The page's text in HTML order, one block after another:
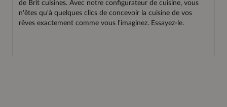
de Brit cuisines. Avec notre configurateur de cuisine, vous
n'êtes qu'à quelques clics de concevoir la cuisine de vos
rêves exactement comme vous l'imaginez. Essayez-le.